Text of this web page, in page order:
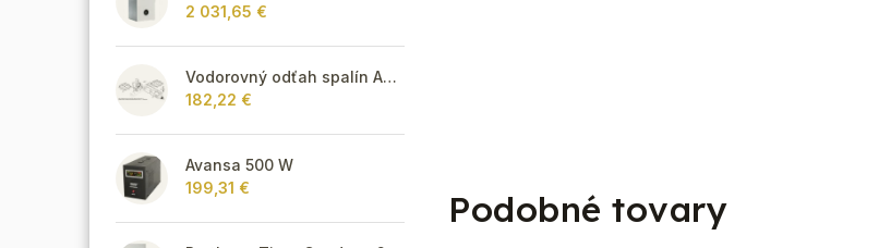
2 031,65 €
Vodorovný odťah spalín AZB 918
182,22 €
Avansa 500 W
199,31 €
Podobné tovary